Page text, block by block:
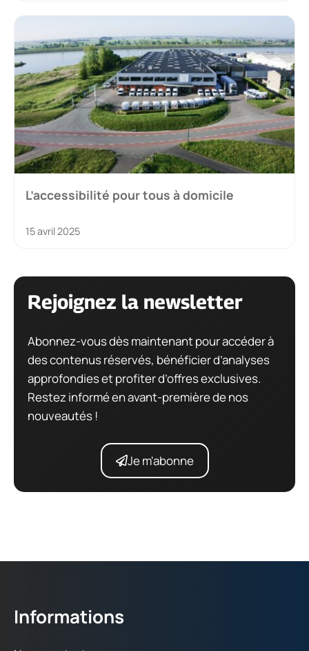
L’accessibilité pour tous à domicile
15 avril 2025
Rejoignez la newsletter
Abonnez-vous dès maintenant pour accéder à
des contenus réservés, bénéficier d’analyses
approfondies et profiter d’offres exclusives.
Restez informé en avant-première de nos
nouveautés !
Je m'abonne
Informations